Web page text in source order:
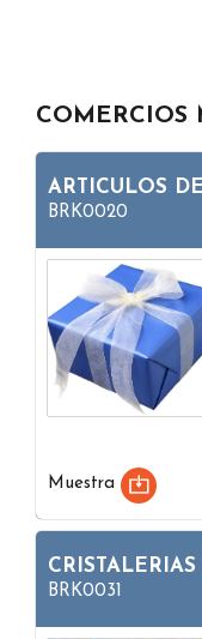
COMERCIOS
ARTICULOS
BRK0020
Muestra
CRISTALERIAS
BRK0031